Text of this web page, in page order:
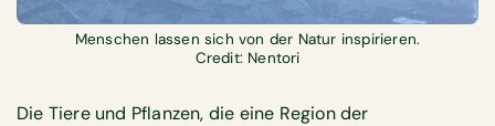
Menschen lassen sich von der Natur inspirieren.
Credit: Nentori
Die Tiere und Pflanzen, die eine Region der